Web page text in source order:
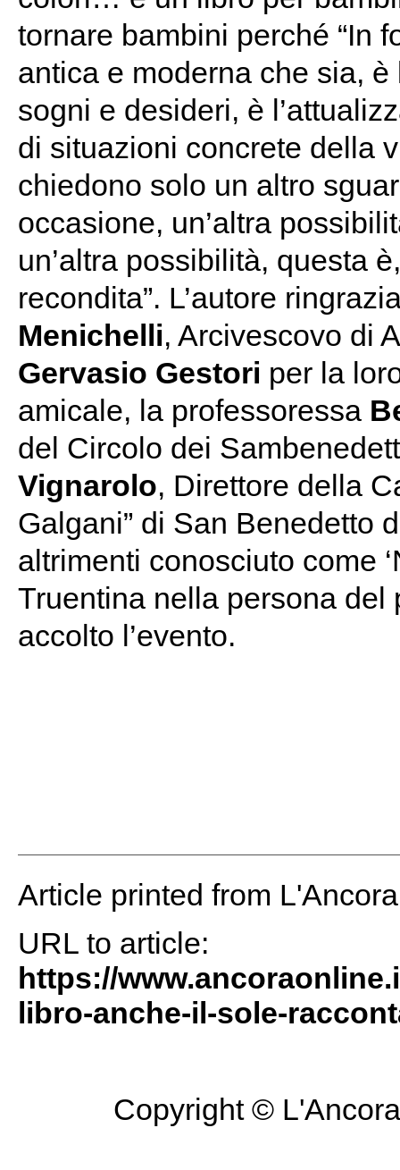
tornare bambini perché “In
antica e moderna che sia,
sogni e desideri, è
di situazioni concrete della
chiedono solo un altro
occasione, un’altra
un’altra possibilità, questa
recondita”. L’autore
Menichelli, Arcivescovo di
Gervasio Gestori per la
amicale, la professoressa
del Circolo dei
Vignarolo, Direttore della
Galgani” di San Benedetto
altrimenti conosciuto come
Truentina nella persona
accolto l’evento.
Article printed from
URL to article:
https://
libro-anche-il-sole-
Copyright ©